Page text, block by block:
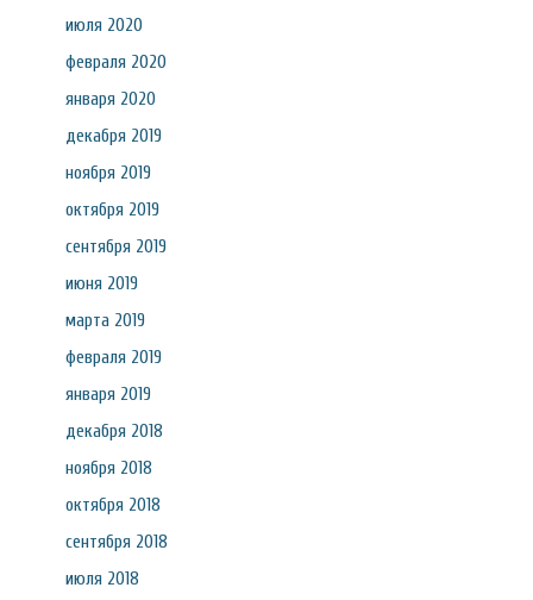
июля 2020
февраля 2020
января 2020
декабря 2019
ноября 2019
октября 2019
сентября 2019
июня 2019
марта 2019
февраля 2019
января 2019
декабря 2018
ноября 2018
октября 2018
сентября 2018
июля 2018